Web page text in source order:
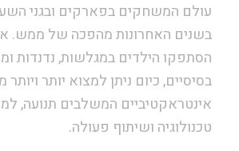
עולם המשחקים בפארקים ובגני
בשנים האחרונות מהפכה של ממש.
הסתפקו הילדים במגלשות, נדנדות
בסיסיים, כיום ניתן למצוא יותר
אינטראקטיביים המשלבים תנועה,
טכנולוגיה ושיתוף פעולה.